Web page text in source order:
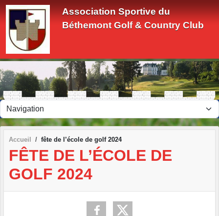
Association Sportive du
Béthemont Golf & Country Club
Accueil fête de l’école de golf 2024
FÊTE DE L’ÉCOLE DE
GOLF 2024
Panneau de gestion des cookies